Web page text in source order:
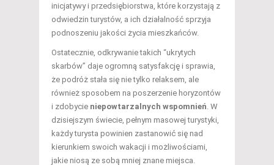
inicjatywy i przedsiębiorstwa, które korzystają z
odwiedzin turystów, a ich działalność sprzyja
podnoszeniu jakości życia mieszkańców.
Ostatecznie, odkrywanie takich “ukrytych
skarbów” daje ogromną satysfakcję i sprawia,
że podróż stała się nie tylko relaksem, ale
również sposobem na poszerzenie horyzontów
i zdobycie niepowtarzalnych wspomnień . W
dzisiejszym świecie, pełnym masowej turystyki,
każdy turysta powinien zastanowić się nad
kierunkiem swoich wakacji i możliwościami,
jakie niosą ze sobą mniej znane miejsca.